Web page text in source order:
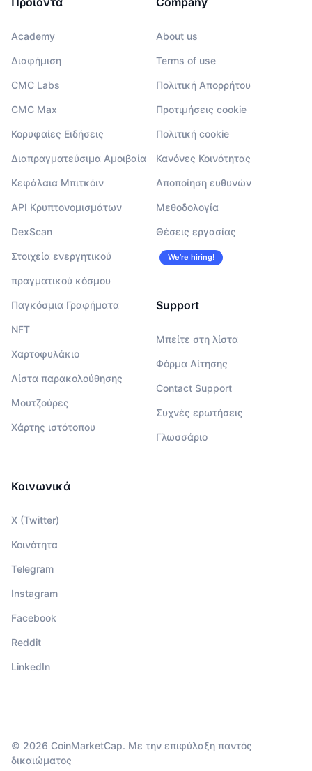
Academy
Διαφήμιση
CMC Labs
CMC Max
Κορυφαίες Ειδήσεις
Διαπραγματεύσιμα Αμοιβαία
Κεφάλαια Μπιτκόιν
API Κρυπτονομισμάτων
DexScan
Στοιχεία ενεργητικού
πραγματικού κόσμου
Παγκόσμια Γραφήματα
NFT
Χαρτοφυλάκιο
Λίστα παρακολούθησης
Μουτζούρες
Χάρτης ιστότοπου
About us
Terms of use
Πολιτική Απορρήτου
Προτιμήσεις cookie
Πολιτική cookie
Κανόνες Κοινότητας
Αποποίηση ευθυνών
Μεθοδολογία
Θέσεις εργασίας
We’re hiring!
Support
Μπείτε στη λίστα
Φόρμα Αίτησης
Contact Support
Συχνές ερωτήσεις
Γλωσσάριο
Κοινωνικά
X (Twitter)
Κοινότητα
Telegram
Instagram
Facebook
Reddit
LinkedIn
© 2026 CoinMarketCap. Με την επιφύλαξη παντός
δικαιώματος